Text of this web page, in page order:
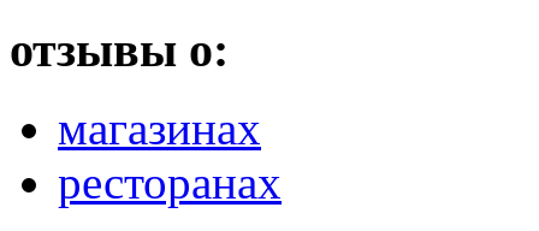
отзывы о:
магазинах
ресторанах